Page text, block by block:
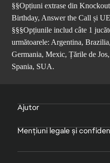
§§Opțiuni extrase din
Birthday, Answer the Call și
§§§Opțiunile includ câte 1
următoarele: Argentina,
Germania, Mexic, Țările de
Spania, SUA.
Ajutor
Mențiuni legale și